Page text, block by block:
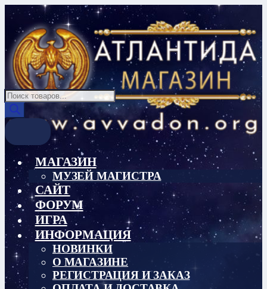
Перейти
навигации
Перейти
содержимому
Поиск
товаров
МАГАЗИН
МУЗЕЙ МАГИСТРА
САЙТ
ФОРУМ
ИГРА
ИНФОРМАЦИЯ
НОВИНКИ
О МАГАЗИНЕ
РЕГИСТРАЦИЯ И ЗАКАЗ